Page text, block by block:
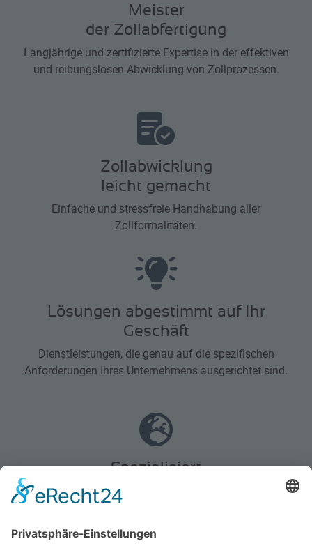
Meister
der Zollabfertigung
Langjährige und zertifizierte Expertise in der effektiven
und reibungslosen Abwicklung von Zollprozessen.
Zollabwicklung
leicht gemacht
Einfache und stressfreie Handhabung aller
Zollformalitäten.
Lösungen abgestimmt auf Ihr
Geschäft
Dienstleistungen, die genau auf die spezifischen
Anforderungen Ihres Unternehmens ausgerichtet sind.
Spezialisiert
in allen Bereichen
Seehäfen und Flughäfen.